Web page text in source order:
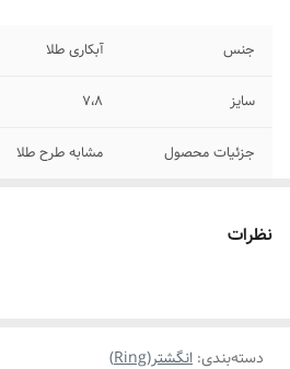
جنس آبکاری طلا
سایز ۷،۸
جزئیات محصول مشابه طرح طلا
نظرات
دسته‌بندی: انگشتر(Ring)